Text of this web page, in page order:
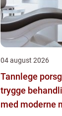
04 august 2026
Tannlege
trygge
med moderne